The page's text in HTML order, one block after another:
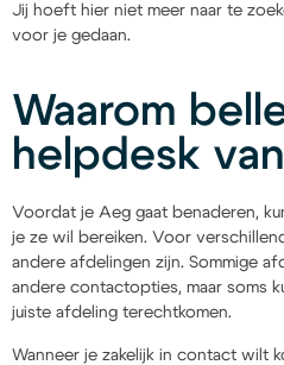
Jij hoeft hier niet meer naar te
voor je gedaan.
Waarom
helpdesk
Voordat je Aeg gaat benaderen,
je ze wil bereiken. Voor
andere afdelingen zijn. Sommige
andere contactopties, maar soms
juiste afdeling terechtkomen.
Wanneer je zakelijk in contact wilt